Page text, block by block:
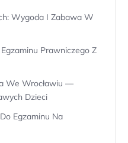
Wygoda I Zabawa W
Prawniczego Z
We Wrocławiu —
Dzieci
Egzaminu Na